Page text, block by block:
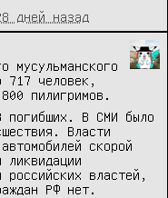
дней назад
мусульманского
717 человек,
пилигримов.
погибших. В СМИ было
Власти
скорой
российских властей,
РФ нет.